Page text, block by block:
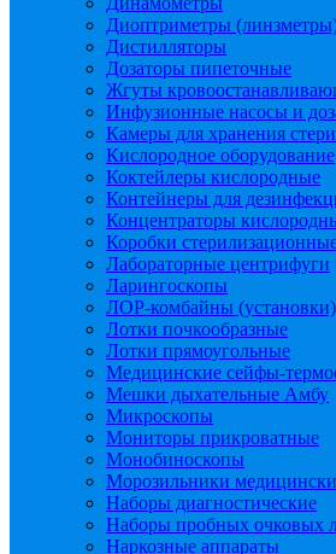
Диоптриметры
Дистилляторы
Дозаторы пипеточные
Жгуты
Инфузионные насосы и
Камеры для хранения
Кислородное оборудование
Коктейлеры кислородные
Контейнеры для
Концентраторы
Коробки
Лабораторные центрифуги
Ларингоскопы
ЛОР-комбайны (установки)
Лотки почкообразные
Лотки прямоугольные
Медицинские сейфы-
Мешки дыхательные Амбу
Микроскопы
Мониторы прикроватные
Монобиноскопы
Морозильники
Наборы диагностические
Наборы пробных очковых
Наркозные аппараты